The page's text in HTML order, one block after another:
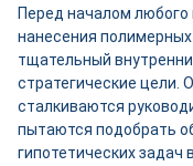
Перед началом любого
нанесения
тщательный
стратегические цели.
сталкиваются
пытаются подобрать
гипотетических задач